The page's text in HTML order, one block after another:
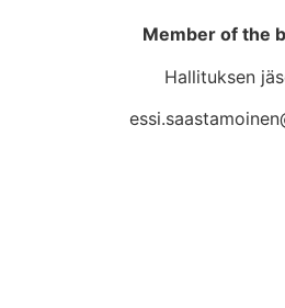
Member of the
Hallituksen